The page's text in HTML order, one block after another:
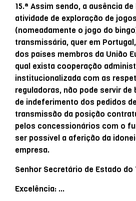
15.ª Assim sendo, a ausência
atividade de exploração de
(nomeadamente o jogo do
transmissária, quer em
dos países membros da União
qual exista cooperação
institucionalizada com as
reguladoras, não pode servir de
de indeferimento dos pedidos
transmissão da posição
pelos concessionários com o
ser possível a aferição da
empresa.
Senhor Secretário de Estado do
Excelência: …